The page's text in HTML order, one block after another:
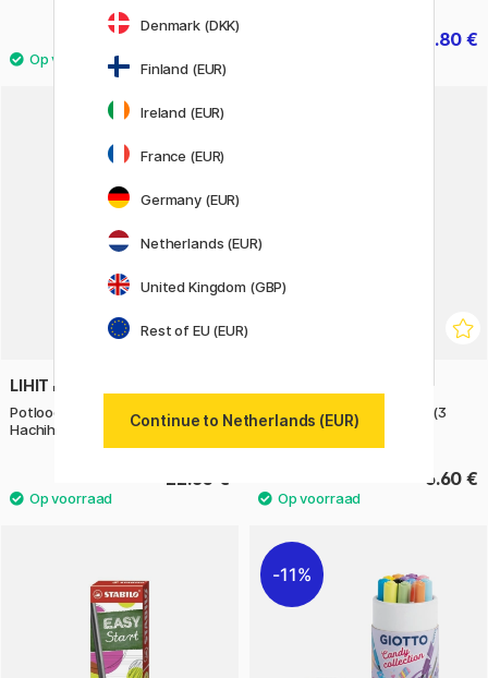
22 € 6.80 €
LIHIT LAB
Potloodetui PuniLabo Kat
Hachihaware
22.50 €
Noris Club Aquarel 12-set (3
jaar+)
6.60 €
11%
Denmark (DKK)
Finland (EUR)
Ireland (EUR)
France (EUR)
Germany (EUR)
Netherlands (EUR)
United Kingdom (GBP)
Rest of EU (EUR)
Continue to Netherlands (EUR)